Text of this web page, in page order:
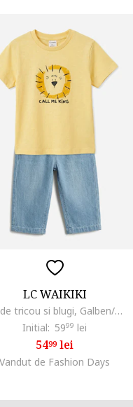
LC WAIKIKI
Set de tricou si blugi, Galben/Albastru deschis
Initial: 5999 lei
5499lei
Vandut de Fashion Days